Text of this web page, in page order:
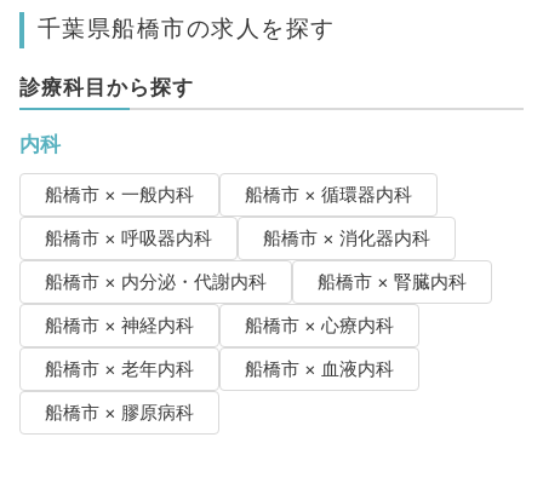
千葉県船橋市の求人を探す
診療科目から探す
内科
船橋市 × 一般内科
船橋市 × 循環器内科
船橋市 × 呼吸器内科
船橋市 × 消化器内科
船橋市 × 内分泌・代謝内科
船橋市 × 腎臓内科
船橋市 × 神経内科
船橋市 × 心療内科
船橋市 × 老年内科
船橋市 × 血液内科
船橋市 × 膠原病科